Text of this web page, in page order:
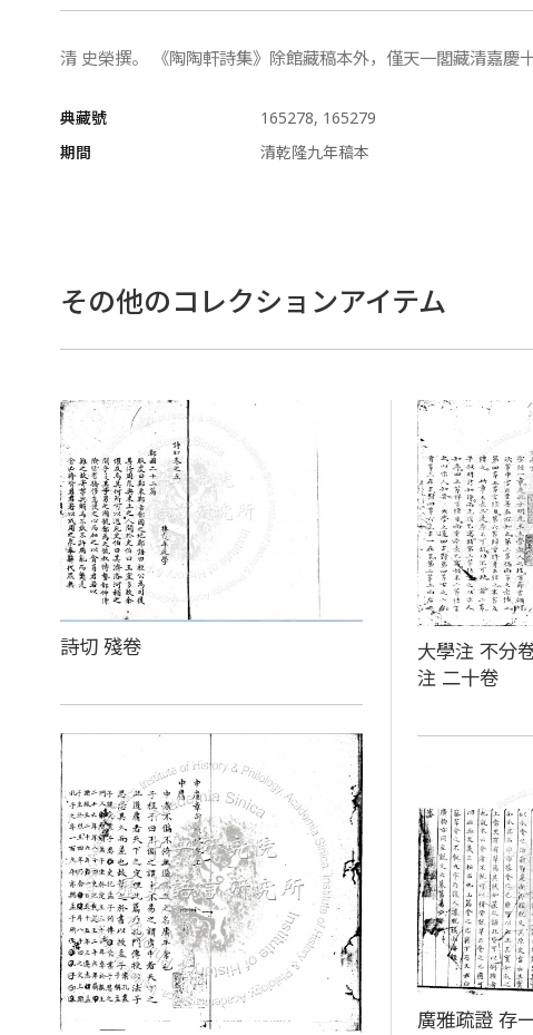
清 史榮撰。 《陶陶軒詩集》除館藏稿本外，僅天一閣藏清嘉慶
典藏號
165278, 165279
期間
清乾隆九年稿本
その他のコレクションアイテム
詩切 殘卷
大學注 不分
注 二十卷
廣雅疏證 存